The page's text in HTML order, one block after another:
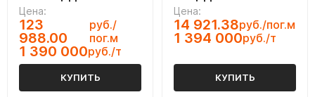
Цена:
123
988.00
руб./
пог.м
1 390 000руб./т
КУПИТЬ
Цена:
14 921.38руб./пог.м
1 394 000руб./т
КУПИТЬ